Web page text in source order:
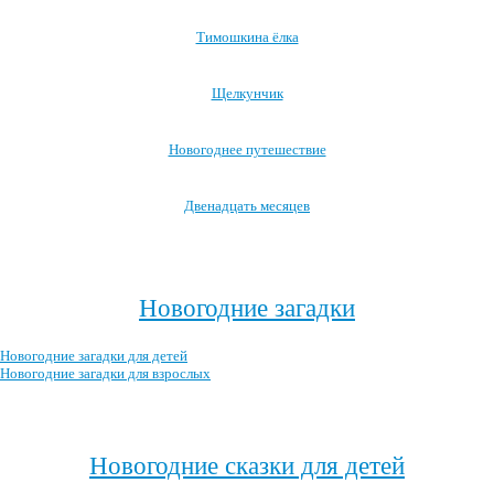
Тимошкина ёлка
Щелкунчик
Новогоднее путешествие
Двенадцать месяцев
Новогодние загадки
Новогодние загадки для детей
Новогодние загадки для взрослых
Новогодние сказки для детей